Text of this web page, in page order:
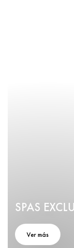
SPAS
Ver más